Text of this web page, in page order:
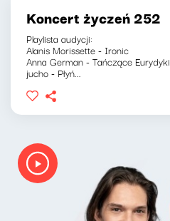
Koncert życzeń 252
Playlista audycji:
Alanis Morissette - Ironic
Anna German - Tańczące Eurydyki
jucho - Płyń...